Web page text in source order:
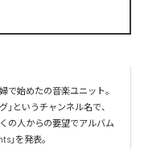
で始めたの音楽ユニット。
というチャンネル名で、
の人からの要望でアルバム
」を発表。